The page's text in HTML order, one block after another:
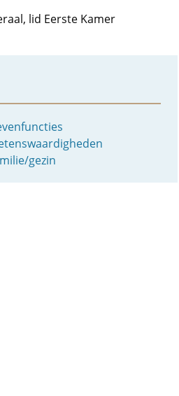
lid Eerste Kamer
gezin